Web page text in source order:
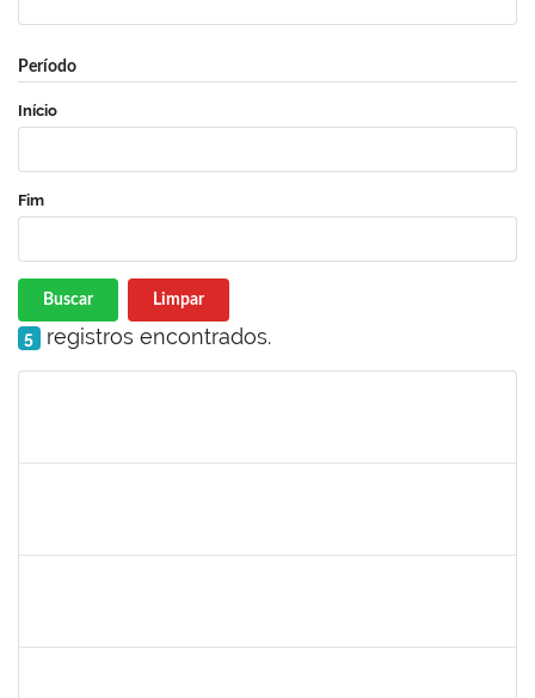
Período
Início
Fim
Buscar Limpar
5 registros encontrados.